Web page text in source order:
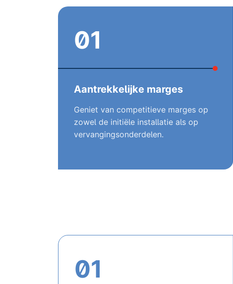
01
Aantrekkelijke marges
Geniet van competitieve marges op
zowel de initiële installatie als op
vervangingsonderdelen.
01